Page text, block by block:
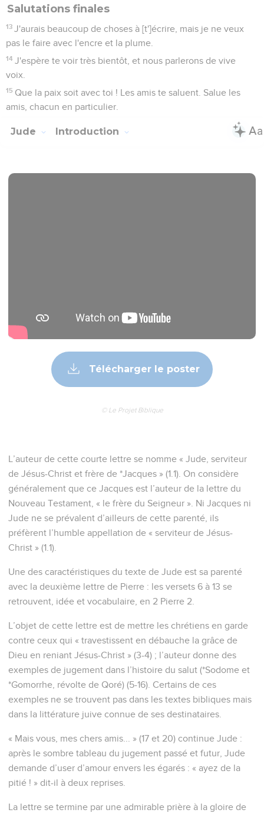
Salutations finales
13 J'aurais beaucoup de choses à [t']écrire, mais je ne veux
pas le faire avec l'encre et la plume.
14 J'espère te voir très bientôt, et nous parlerons de vive
voix.
15 Que la paix soit avec toi ! Les amis te saluent. Salue les
amis, chacun en particulier.
Jude Introduction
Télécharger le poster
© Le Projet Biblique
L’auteur de cette courte lettre se nomme « Jude, serviteur
de Jésus-Christ et frère de *Jacques » (1.1). On considère
généralement que ce Jacques est l’auteur de la lettre du
Nouveau Testament, « le frère du Seigneur ». Ni Jacques ni
Jude ne se prévalent d’ailleurs de cette parenté, ils
préfèrent l’humble appellation de « serviteur de Jésus-
Christ » (1.1).
Une des caractéristiques du texte de Jude est sa parenté
avec la deuxième lettre de Pierre : les versets 6 à 13 se
retrouvent, idée et vocabulaire, en 2 Pierre 2.
L’objet de cette lettre est de mettre les chrétiens en garde
contre ceux qui « travestissent en débauche la grâce de
Dieu en reniant Jésus-Christ » (3-4) ; l’auteur donne des
exemples de jugement dans l’histoire du salut (*Sodome et
*Gomorrhe, révolte de Qoré) (5-16). Certains de ces
exemples ne se trouvent pas dans les textes bibliques mais
dans la littérature juive connue de ses destinataires.
« Mais vous, mes chers amis... » (17 et 20) continue Jude :
après le sombre tableau du jugement passé et futur, Jude
demande d’user d’amour envers les égarés : « ayez de la
pitié ! » dit-il à deux reprises.
La lettre se termine par une admirable prière à la gloire de